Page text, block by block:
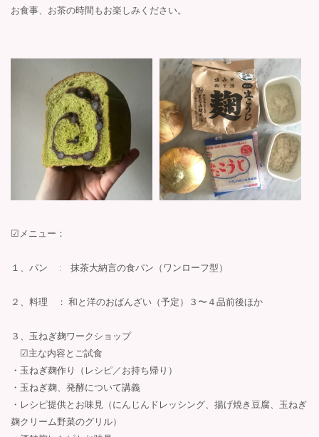
お食事、お茶の時間もお楽しみください。
☑︎メニュー：
１、パン : 抹茶大納言の食パン（ワンローフ型）
２、料理 ： 和と洋のおばんざい（予定）３〜４品前後ほか
３、玉ねぎ麹ワークショップ
☑︎主な内容とご試食
・玉ねぎ麹作り（レシピ／お持ち帰り）
・玉ねぎ麹、発酵について講義
・レシピ提供とお味見（にんじんドレッシング、揚げ焼き豆腐、玉ねぎ
麹クリーム野菜のグリル）